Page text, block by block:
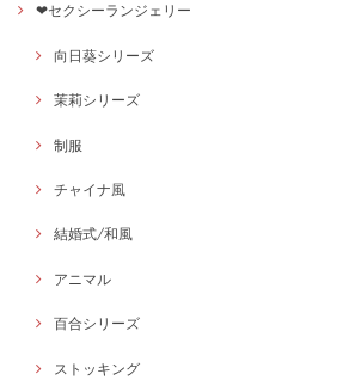
❤セクシーランジェリー
向日葵シリーズ
茉莉シリーズ
制服
チャイナ風
結婚式/和風
アニマル
百合シリーズ
ストッキング